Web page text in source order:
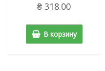
₴ 318.00
В корзину